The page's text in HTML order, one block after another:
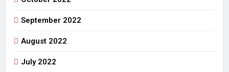
September 2022
August 2022
July 2022